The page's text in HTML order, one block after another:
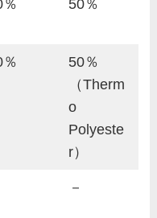
％ 50％
50％
（Therm
o
Polyeste
r）
－